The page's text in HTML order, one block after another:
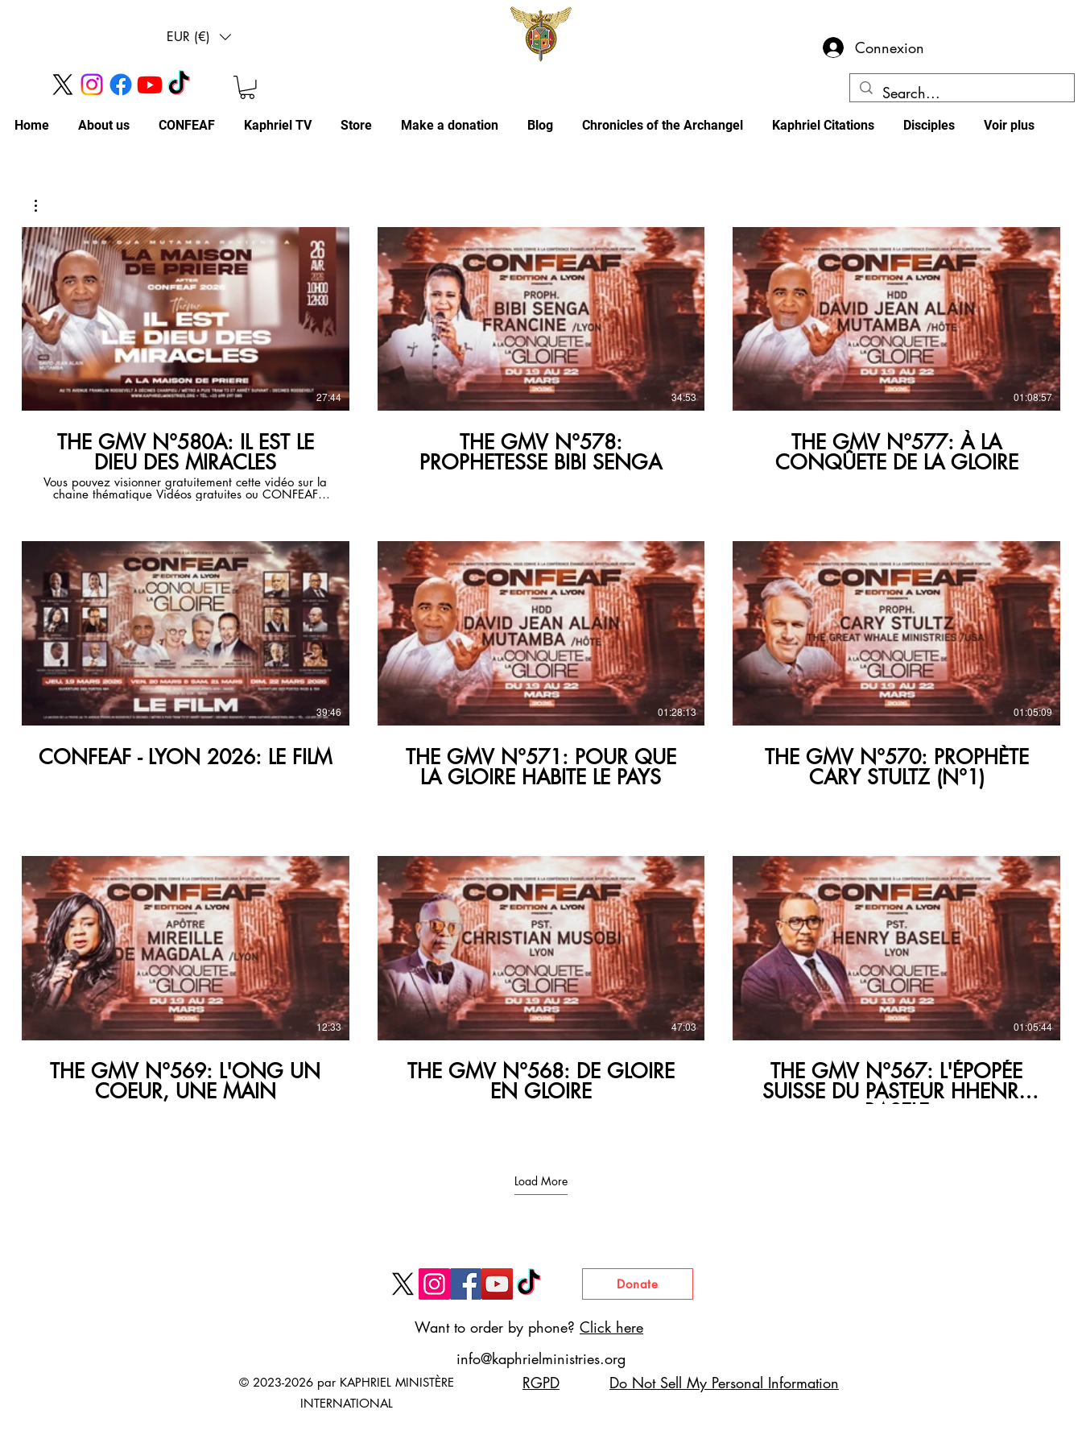
EUR (€)
Connexion
Home About us CONFEAF Kaphriel TV Store Make a donation Blog Chronicles of the Archangel Kaphriel Citations Disciples Voir plus
27:44
THE GMV N°580A: IL EST LE
DIEU DES MIRACLES
Vous pouvez visionner gratuitement cette vidéo sur la
chaine thématique Vidéos gratuites ou CONFEAF
2026
34:53
THE GMV N°578:
PROPHETESSE BIBI SENGA
01:08:57
THE GMV N°577: À LA
CONQÛETE DE LA GLOIRE
39:46
CONFEAF - LYON 2026: LE FILM
01:28:13
THE GMV N°571: POUR QUE
LA GLOIRE HABITE LE PAYS
01:05:09
THE GMV N°570: PROPHÈTE
CARY STULTZ (N°1)
12:33
THE GMV N°569: L'ONG UN
COEUR, UNE MAIN
47:03
THE GMV N°568: DE GLOIRE
EN GLOIRE
01:05:44
THE GMV N°567: L'ÉPOPÉE
SUISSE DU PASTEUR HHENRY
BASELE
Load More
Donate
Want to order by phone? Click here
info@kaphrielministries.org
RGPD
© 2023-2026 par KAPHRIEL MINISTÈRE
INTERNATIONAL
Do Not Sell My Personal Information